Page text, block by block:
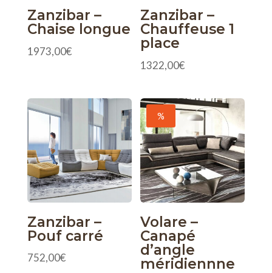
Zanzibar –
Chaise longue
1973,00€
Zanzibar –
Chauffeuse 1
place
1322,00€
Zanzibar –
Pouf carré
752,00€
%
Volare –
Canapé
d’angle
méridiennne